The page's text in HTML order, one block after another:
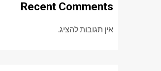
Recent Comments
אין תגובות להציג.